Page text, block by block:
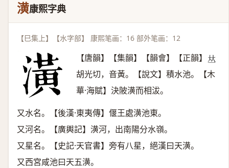
潢康熙字典
【巳集上】【水字部】 康熙笔画：16 部外笔画：12
【唐韻】【集韻】【韻會】【正韻】 𠀤
胡光切，音黃。【說文】積水池。【木
華·海賦】決陂潢而相沷。
又水名。【後漢·東夷傳】偃王處潢池東。
又河名。【廣輿記】潢河，出南陽分水嶺。
又星名。【史記·天官書】旁有八星，絕漢曰天潢。
又西宮咸池曰天五潢。